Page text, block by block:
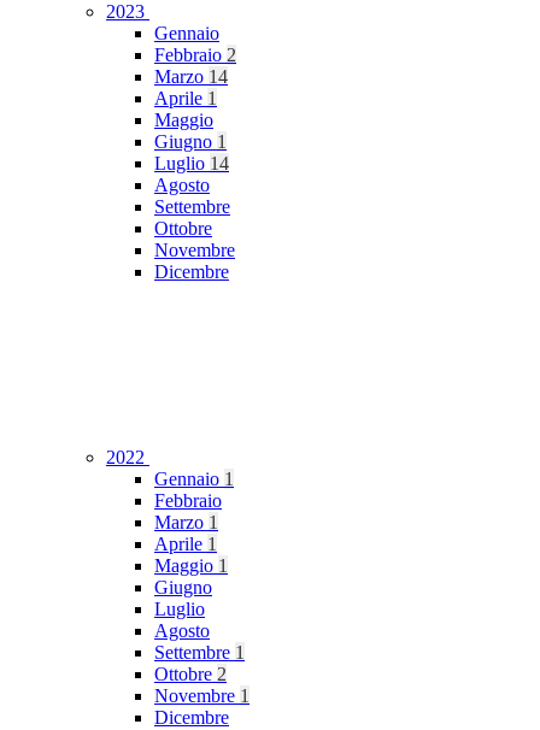
2023
Gennaio
Febbraio 2
Marzo 14
Aprile 1
Maggio
Giugno 1
Luglio 14
Agosto
Settembre
Ottobre
Novembre
Dicembre
2022
Gennaio 1
Febbraio
Marzo 1
Aprile 1
Maggio 1
Giugno
Luglio
Agosto
Settembre 1
Ottobre 2
Novembre 1
Dicembre